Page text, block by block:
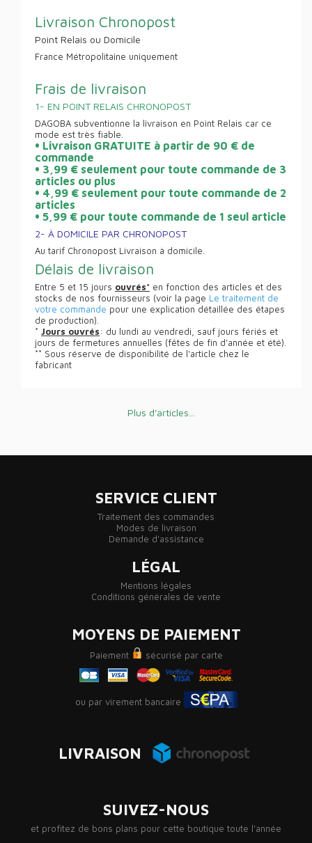
Livraison Chronopost
Point Relais ou Domicile
France Métropolitaine uniquement
Frais de livraison
1- EN POINT RELAIS CHRONOPOST
DAGOBA subventionne la livraison en Point Relais car ce
mode est très fiable.
• Livraison GRATUITE à partir de 90 € de
commande
• 3,99 € seulement pour toute commande de 3
articles ou plus
• 4,99 € seulement pour toute commande de 2
articles
• 5,99 € pour toute commande de 1 seul article
2- À DOMICILE PAR CHRONOPOST
Au tarif Chronopost Livraison à domicile.
Délais de livraison
Entre 5 et 15 jours ouvrés* en fonction des articles et des
stocks de nos fournisseurs (voir la page Le traitement de
votre commande pour une explication détaillée des étapes
de production).
* Jours ouvrés: du lundi au vendredi, sauf jours fériés et
jours de fermetures annuelles (fêtes de fin d'année et été).
** Sous réserve de disponibilité de l'article chez le
fabricant
Plus d'articles...
SERVICE CLIENT
Traitement des commandes
Modes de livraison
Demande d'assistance
LÉGAL
Mentions légales
Conditions générales de vente
MOYENS DE PAIEMENT
Paiement sécurisé par carte
ou par virement bancaire
LIVRAISON
SUIVEZ-NOUS
et profitez de bons plans pour cette boutique toute l'année